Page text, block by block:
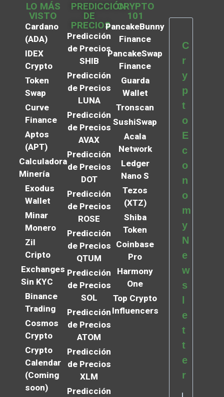
LO MÁS
VISTO
Cardano
(ADA)
IDEX
Crypto
Token
Swap
Curve
Finance
Aptos
(APT)
Calculadora
Minería
Exodus
Wallet
Minar
Monero
Zil
Cripto
Exchanges
Sin KYC
Binance
Trading
Cosmos
Crypto
Crypto
Calendar
(Coming
soon)
PREDICCIÓN
DE
PRECIOS
Predicción
de Precios
SHIB
Predicción
de Precios
LUNA
Predicción
de Precios
AVAX
Predicción
de Precios
DOT
Predicción
de Precios
ROSE
Predicción
de Precios
QTUM
Predicción
de Precios
SOL
Predicción
de Precios
ATOM
Predicción
de Precios
XLM
Predicción
CRYPTO
101
PancakeBunny
Finance
PancakeSwap
Finance
Guarda
Wallet
Tronscan
SushiSwap
Acala
Network
Ledger
Nano S
Tezos
(XTZ)
Shiba
Token
Coinbase
Pro
Harmony
One
Top Crypto
Influencers
C
r
y
p
t
o
E
c
o
n
o
m
y
N
e
w
s
e
t
t
e
r